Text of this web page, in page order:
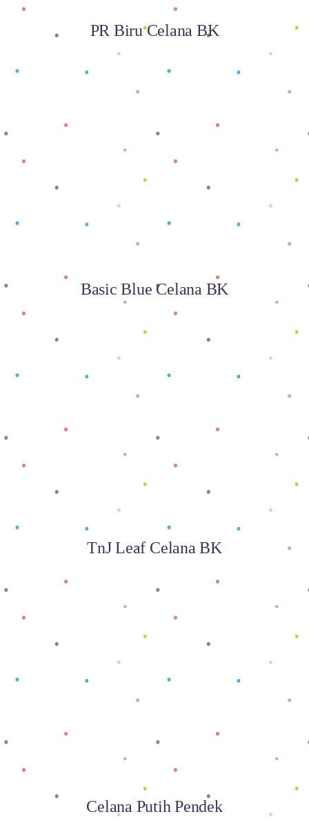
PR Biru Celana BK
Baca selengkapnya
Basic Blue Celana BK
TnJ Leaf Celana BK
Baca selengkapnya
Celana Putih Pendek